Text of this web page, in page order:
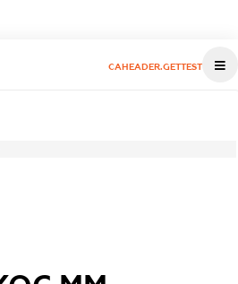
CAHEADER.GETTEST